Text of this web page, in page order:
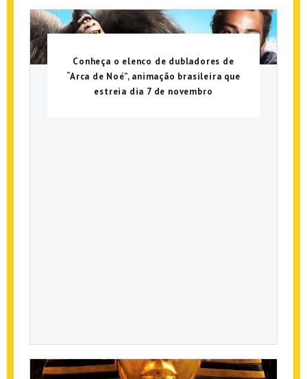
Conheça o elenco de dubladores de
“Arca de Noé”, animação brasileira que
estreia dia 7 de novembro